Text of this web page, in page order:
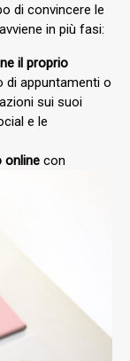
di convincere le
in più fasi:
il proprio
di appuntamenti o
sui suoi
e le
online con